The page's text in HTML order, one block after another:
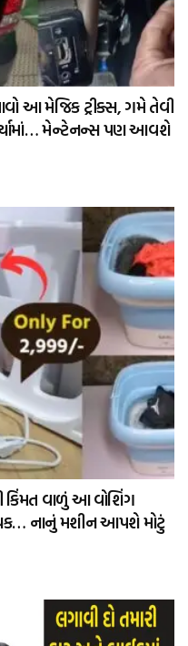
આ મેજિક ટ્રીક્સ, ગમે તેવી
મેન્ટેનન્સ પણ આવશે
વાળું આ વોશિંગ
નાનું મશીન આપશે મોટું